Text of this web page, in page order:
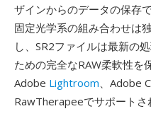
ザインからのデータの保存
固定光学系の組み合わせは
し、SR2ファイルは最新の
ための完全なRAW柔軟性を
Adobe Lightroom、Adobe
RawTherapeeでサポートさ